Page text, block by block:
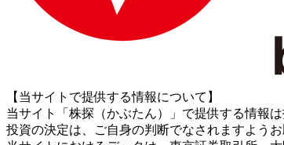
【当サイトで提供する情報について】
当サイト「株探（かぶたん）」で提供する情報
投資の決定は、ご自身の判断でなされますようお